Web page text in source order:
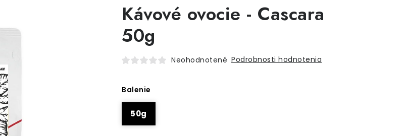
Kávové ovocie - Cascara
50g
Neohodnotené Podrobnosti hodnotenia
Balenie
50g